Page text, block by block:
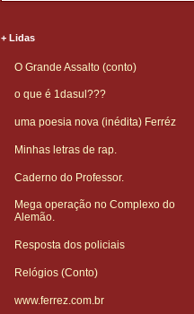
+ Lidas
O Grande Assalto (conto)
o que é 1dasul???
uma poesia nova (inédita) Ferréz
Minhas letras de rap.
Caderno do Professor.
Mega operação no Complexo do
Alemão.
Resposta dos policiais
Relógios (Conto)
www.ferrez.com.br